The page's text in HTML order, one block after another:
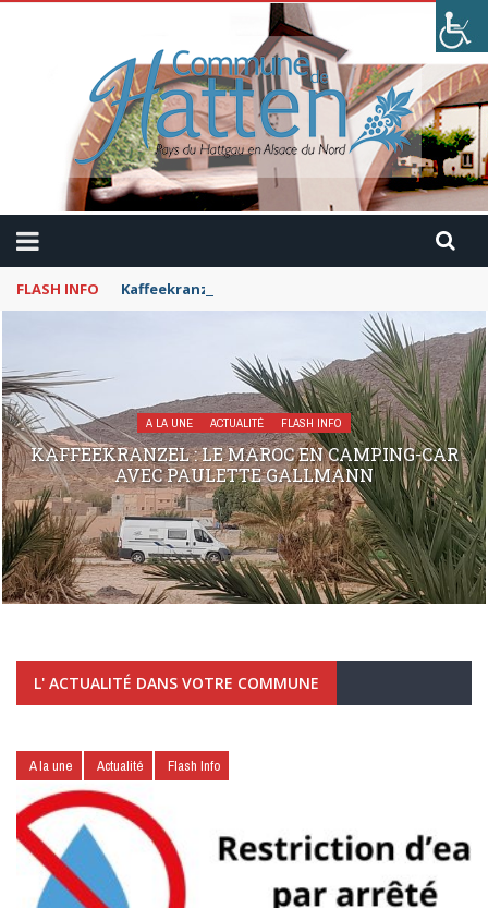
FLASH INFO Kaffeekranzel : Le Maroc en camping-car avec
A LA UNE ACTUALITÉ FLASH INFO
KAFFEEKRANZEL : LE MAROC EN CAMPING-CAR
AVEC PAULETTE GALLMANN
L' ACTUALITÉ DANS VOTRE COMMUNE
A la une Actualité Flash Info